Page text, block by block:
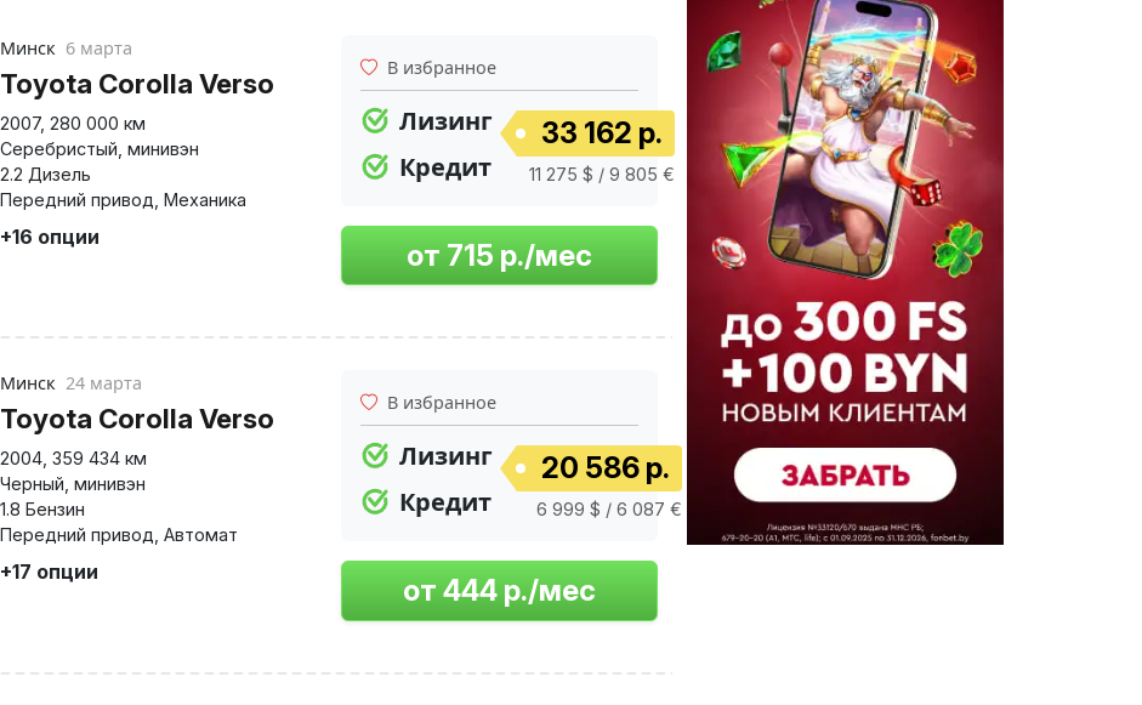
Минск 6 марта
Toyota Corolla Verso
2007, 280 000 км
Серебристый минивэн
2.2 Дизель
Передний привод Механика
+16 опции
В избранное
Лизинг
Кредит
33 162 р.
11 275 $ / 9 805 €
Минск 24 марта
Toyota Corolla Verso
2004, 359 434 км
Черный минивэн
1.8 Бензин
Передний привод Автомат
+17 опции
В избранное
Лизинг
Кредит
20 586 р.
6 999 $ / 6 087 €